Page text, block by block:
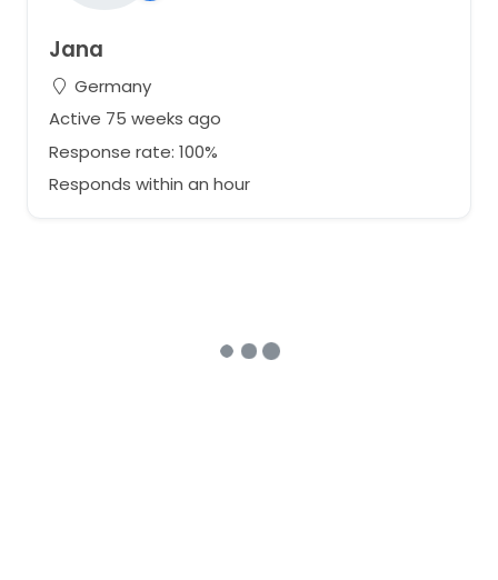
Jana
Germany
Active 75 weeks ago
Response rate: 100%
Responds within an hour